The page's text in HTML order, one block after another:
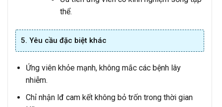
thể.
5. Yêu cầu đặc biệt khác
Ứng viên khỏe mạnh, không mắc các bệnh lây
nhiễm.
Chỉ nhận lđ cam kết không bỏ trốn trong thời gian